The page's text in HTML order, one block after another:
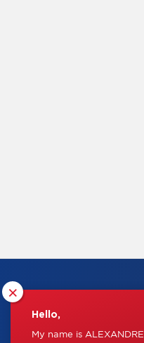
×
Hello,
My name is ALEXANDRE